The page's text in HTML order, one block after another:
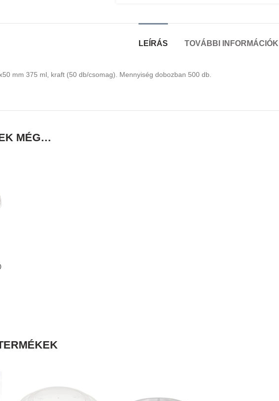
LEÍRÁS TOVÁBBI INFORMÁCIÓK
mm 375 ml, kraft (50 db/csomag). Mennyiség dobozban 500 db.
MÉG…